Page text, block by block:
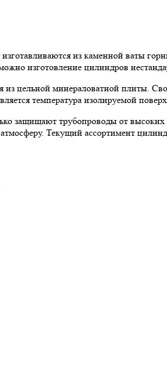
из каменной ваты
изготовление цилиндров
цельной минераловатной плиты.
температура изолируемой
защищают трубопроводы от высоких
Текущий ассортимент